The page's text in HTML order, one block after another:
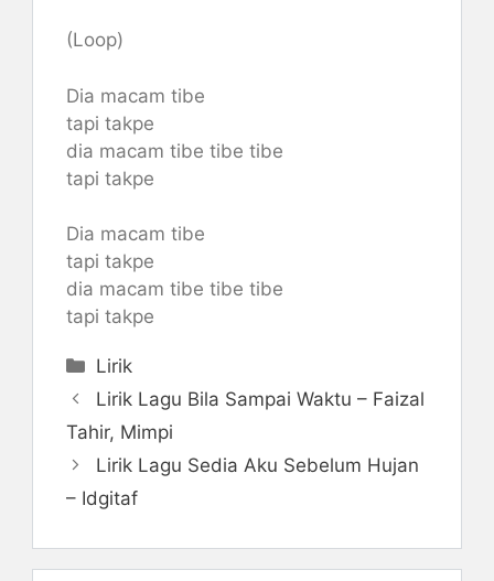
(Loop)
Dia macam tibe
tapi takpe
dia macam tibe tibe tibe
tapi takpe
Dia macam tibe
tapi takpe
dia macam tibe tibe tibe
tapi takpe
Categories
Lirik
Lirik Lagu Bila Sampai Waktu – Faizal
Tahir, Mimpi
Lirik Lagu Sedia Aku Sebelum Hujan
– Idgitaf